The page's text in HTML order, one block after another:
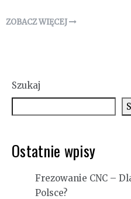
ZOBACZ WIĘCEJ
Szukaj
Ostatnie wpisy
Frezowanie CNC –
Polsce?